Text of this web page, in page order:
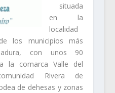
situada
en la
localidad
los municipios más
con unos 90
la comarca Valle del
Rivera de
de dehesas y zonas